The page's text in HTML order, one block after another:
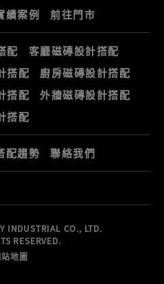
績案例 前往門市
配
客廳磁磚設計搭配
搭配
廚房磁磚設計搭配
搭配
外牆磁磚設計搭配
搭配
配趨勢 聯絡我們
INDUSTRIAL CO., LTD.
RESERVED.
地圖